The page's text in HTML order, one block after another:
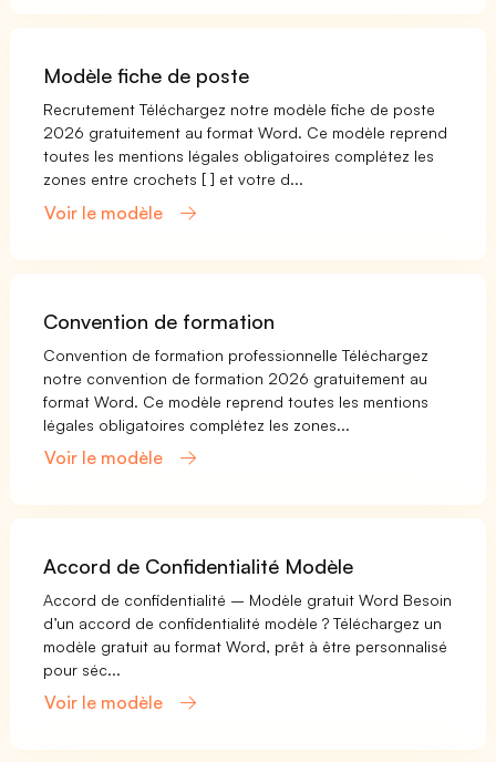
Modèle fiche de poste
Recrutement Téléchargez notre modèle fiche de poste
2026 gratuitement au format Word. Ce modèle reprend
toutes les mentions légales obligatoires complétez les
zones entre crochets [ ] et votre d...
Voir le modèle
Convention de formation
Convention de formation professionnelle Téléchargez
notre convention de formation 2026 gratuitement au
format Word. Ce modèle reprend toutes les mentions
légales obligatoires complétez les zones...
Voir le modèle
Accord de Confidentialité Modèle
Accord de confidentialité – Modèle gratuit Word Besoin
d’un accord de confidentialité modèle ? Téléchargez un
modèle gratuit au format Word, prêt à être personnalisé
pour séc...
Voir le modèle